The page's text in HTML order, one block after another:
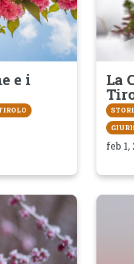
e i La
feb 1,